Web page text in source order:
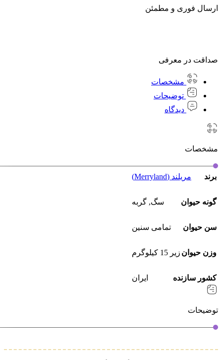
ارسال فوری و مطمئن
صداقت در معرفی
مشخصات
توضیحات
دیدگاه
مشخصات
برند مریلند (Merryland)
گونه حیوان سگ, گربه
سن حیوان تمامی سنین
وزن حیوان زیر 15 کیلوگرم
کشور سازنده ایران
توضیحات